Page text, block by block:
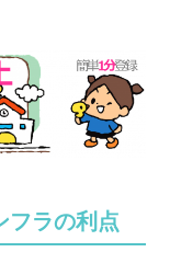
フラの利点